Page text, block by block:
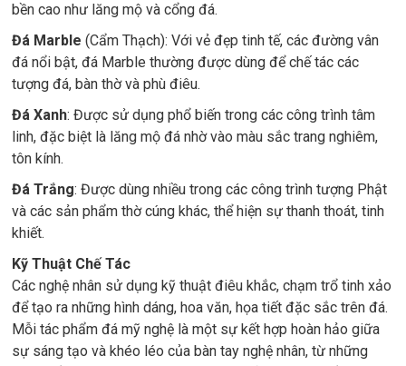
bền cao như lăng mộ và cổng đá.
Đá Marble (Cẩm Thạch): Với vẻ đẹp tinh tế, các đường vân
đá nổi bật, đá Marble thường được dùng để chế tác các
tượng đá, bàn thờ và phù điêu.
Đá Xanh: Được sử dụng phổ biến trong các công trình tâm
linh, đặc biệt là lăng mộ đá nhờ vào màu sắc trang nghiêm,
tôn kính.
Đá Trắng: Được dùng nhiều trong các công trình tượng Phật
và các sản phẩm thờ cúng khác, thể hiện sự thanh thoát, tinh
khiết.
Kỹ Thuật Chế Tác
Các nghệ nhân sử dụng kỹ thuật điêu khắc, chạm trổ tinh xảo
để tạo ra những hình dáng, hoa văn, họa tiết đặc sắc trên đá.
Mỗi tác phẩm đá mỹ nghệ là một sự kết hợp hoàn hảo giữa
sự sáng tạo và khéo léo của bàn tay nghệ nhân, từ những